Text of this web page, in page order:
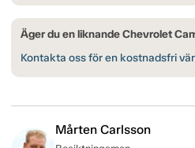
Äger du en liknande Chevrolet
Kontakta oss för en kostnadsfri
Mårten Carlsson